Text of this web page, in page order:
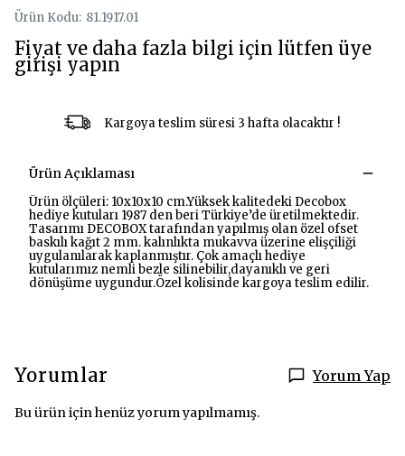
Ürün Kodu: 81.1917.01
Fiyat ve daha fazla bilgi için lütfen üye
girişi yapın
Kargoya teslim süresi 3 hafta olacaktır !
Ürün Açıklaması
Ürün ölçüleri: 10x10x10 cm.Yüksek kalitedeki Decobox
hediye kutuları 1987 den beri Türkiye’de üretilmektedir.
Tasarımı DECOBOX tarafından yapılmış olan özel ofset
baskılı kağıt 2 mm. kalınlıkta mukavva üzerine elişçiliği
uygulanılarak kaplanmıştır. Çok amaçlı hediye
kutularımız nemli bezle silinebilir,dayanıklı ve geri
dönüşüme uygundur.Özel kolisinde kargoya teslim edilir.
Yorumlar Yorum Yap
Bu ürün için henüz yorum yapılmamış.